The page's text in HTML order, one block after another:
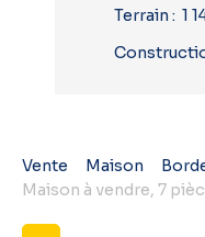
Terrain : 1
Vente Maison
Maison à vendre, 7